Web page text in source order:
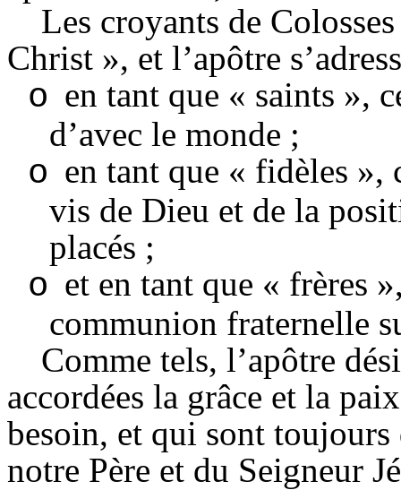
Les croyants de
Christ », et l’apôtre
o en tant que « saints »,
d’avec le monde ;
o en tant que « fidèles »,
vis de Dieu et de la
placés ;
o et en tant que « frères
communion fraternelle
Comme tels, l’apôtre
accordées la grâce et la
besoin, et qui sont
notre Père et du Seigneur